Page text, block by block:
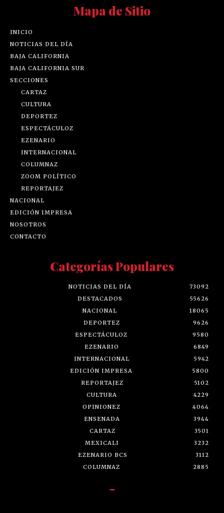
Mapa de Sitio
INICIO
NOTICIAS DEL DÍA
BAJA CALIFORNIA
BAJA CALIFORNIA SUR
SECCIONES
CARTAZ
CULTURA
DEPORTEZ
ESPECTÁCULOZ
EZENARIO
INTERNACIONAL
COLUMNAZ
ZOOM POLÍTICO
REPORTAJEZ
NACIONAL
EDICIÓN IMPRESA
NOSOTROS
CONTACTO
Categorías Populares
NOTICIAS DEL DÍA
73092
DESTACADOS
55626
NACIONAL
18065
DEPORTEZ
9626
ESPECTÁCULOZ
9580
EZENARIO
6849
INTERNACIONAL
5942
EDICIÓN IMPRESA
5800
REPORTAJEZ
5102
CULTURA
4229
OPINIONEZ
4064
ENSENADA
3944
CARTAZ
3501
MEXICALI
3232
EZENARIO BCS
3112
COLUMNAZ
2885
-